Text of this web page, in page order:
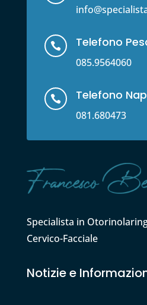
 Telefono
085.9564060
 Telefono
081.680473
Specialista in
Cervico-Facciale
Notizie e